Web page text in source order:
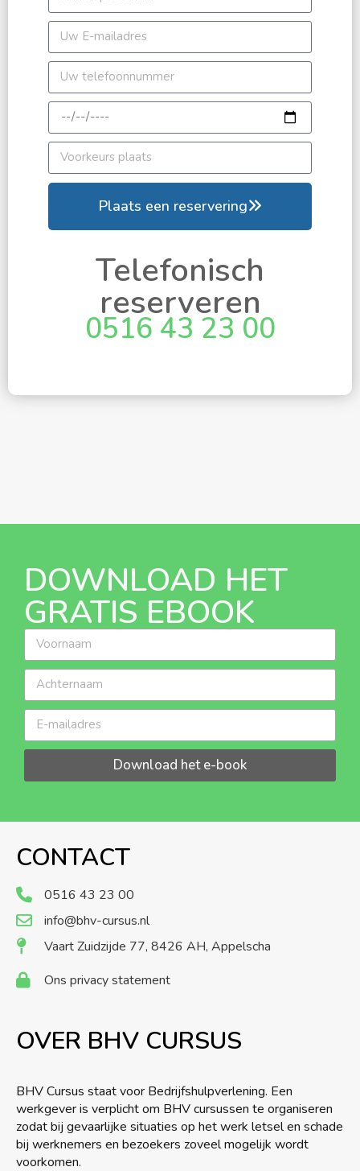
Plaats een reservering
Telefonisch
reserveren
0516 43 23 00
DOWNLOAD HET
GRATIS EBOOK
Download het e-book
CONTACT
0516 43 23 00
info@bhv-cursus.nl
Vaart Zuidzijde 77, 8426 AH, Appelscha
Ons privacy statement
OVER BHV CURSUS
BHV Cursus staat voor Bedrijfshulpverlening. Een
werkgever is verplicht om BHV cursussen te organiseren
zodat bij gevaarlijke situaties op het werk letsel en schade
bij werknemers en bezoekers zoveel mogelijk wordt
voorkomen.